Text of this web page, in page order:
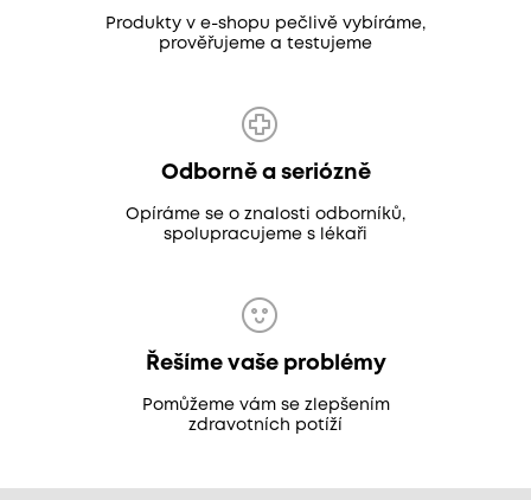
Produkty v e-shopu pečlivě vybíráme,
prověřujeme a testujeme
Odborně a seriózně
Opíráme se o znalosti odborníků,
spolupracujeme s lékaři
Řešíme vaše problémy
Pomůžeme vám se zlepšením
zdravotních potíží